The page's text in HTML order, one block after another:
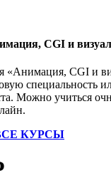
CGI и
«Анимация, CGI и
специальность
Можно учиться
КУРСЫ